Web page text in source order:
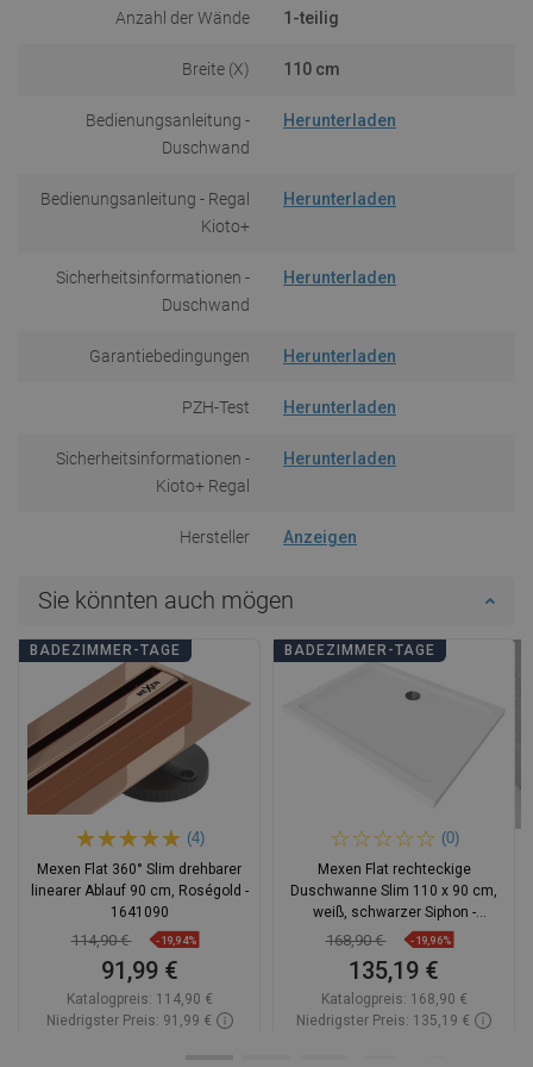
Anzahl der Wände 1-teilig
Breite (X) 110 cm
Bedienungsanleitung -
Duschwand
Herunterladen
Bedienungsanleitung - Regal
Kioto+
Herunterladen
Sicherheitsinformationen -
Duschwand
Herunterladen
Garantiebedingungen Herunterladen
PZH-Test Herunterladen
Sicherheitsinformationen -
Kioto+ Regal
Herunterladen
Hersteller Anzeigen
Sie könnten auch mögen
BADEZIMMER-TAGE
(4)
Mexen Flat 360° Slim drehbarer
linearer Ablauf 90 cm, Roségold -
1641090
114,90 € -19,94%
91,99 €
Katalogpreis: 114,90 €
Niedrigster Preis: 91,99 €
BADEZIMMER-TAGE
(0)
Mexen Flat rechteckige
Duschwanne Slim 110 x 90 cm,
weiß, schwarzer Siphon -
40109011B
168,90 € -19,96%
135,19 €
Katalogpreis: 168,90 €
Niedrigster Preis: 135,19 €